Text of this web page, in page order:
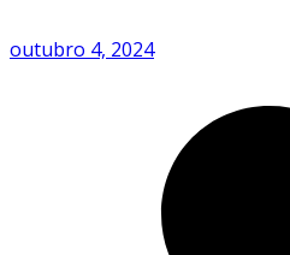
outubro 4, 2024